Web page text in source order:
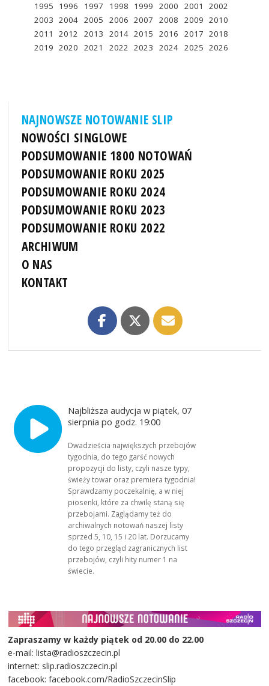
1995 1996 1997 1998 1999 2000 2001
2002
2003 2004 2005 2006 2007 2008 2009 2010
2011
2012 2013 2014 2015 2016 2017 2018
2019 2020 2021 2022 2023 2024 2025 2026
NAJNOWSZE NOTOWANIE SLIP
NOWOŚCI SINGLOWE
PODSUMOWANIE 1800 NOTOWAŃ
PODSUMOWANIE ROKU 2025
PODSUMOWANIE ROKU 2024
PODSUMOWANIE ROKU 2023
PODSUMOWANIE ROKU 2022
ARCHIWUM
O NAS
KONTAKT
Najbliższa audycja w piątek, 07
sierpnia po godz. 19:00
Dwadzieścia największych przebojów
tygodnia, do tego garść nowych
propozycji do listy, czyli nasze typy,
świeży towar oraz premiera tygodnia!
Sprawdzamy poczekalnię, a w niej
piosenki, które za chwilę staną się
przebojami. Zaglądamy też do
archiwalnych notowań naszej listy
sprzed 5, 10, 15 i 20 lat. Dorzucamy
do tego przegląd zagranicznych list
przebojów, czyli hity numer 1 na
świecie.
Zapraszamy w każdy piątek od 20.00 do 22.00
e-mail: lista@radioszczecin.pl
internet: slip.radioszczecin.pl
facebook: facebook.com/RadioSzczecinSlip